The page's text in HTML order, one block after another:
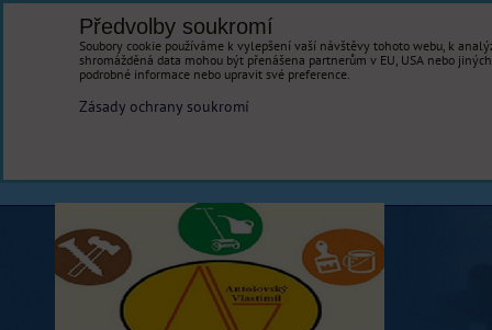
Předvolby soukromí
Soubory cookie používáme k vylepšení vaší návštěvy tohoto webu, k
shromážděná data mohou být přenášena partnerům v EU, USA nebo
podrobné informace nebo upravit své preference.
Zásady ochrany soukromí